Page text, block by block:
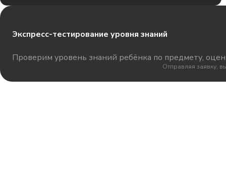
Экспресс-тестирование уровня знаний
Проверим уровень знаний ребёнка по предмету,
Отправляя заявку,